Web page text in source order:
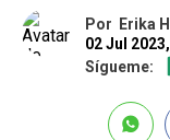
Por
Erika
02 Jul
Sígueme: